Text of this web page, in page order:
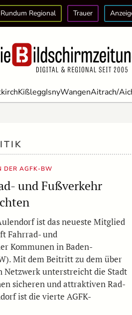
Rundum Regional Trauer
KißleggIsnyWangenAitrach/
DER AGFK-BW
und Fußverkehr
ist das neueste Mitglied
Fahrrad- und
Kommunen in Baden-
Mit dem Beitritt zu dem über
Netzwerk unterstreicht die Stadt
sicheren und attraktiven Rad-
ist die vierte AGFK-